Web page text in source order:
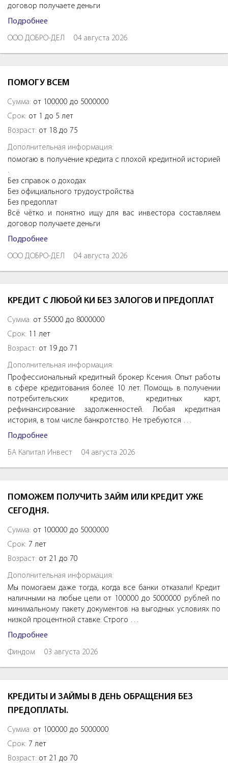
договор получаете деньги
Подробнее
ООО ДОБРО-ДЕЛ 04 августа 2026
ПОМОГУ ВСЕМ
Сумма: от 100000 до 5000000
Срок: от 1 до 5 лет
Возраст: от 18 до 75
Дополнительная информация:
помогаю в получение кредита с плохой кредитной историей
.
Без справок о доходах
Без официального трудоустройства
Без предоплат
Всё чётко и понятно ищу для вас инвестора составляем
договор получаете деньги
Подробнее
ООО ДОБРО-ДЕЛ 04 августа 2026
КРЕДИТ С ЛЮБОЙ КИ БЕЗ ЗАЛОГОВ И ПРЕДОПЛАТ
Сумма: от 55000 до 8000000
Срок: 11 лет
Возраст: от 19 до 71
Дополнительная информация:
Профессиональный кредитный брокер Ксения. Опыт работы
в сфере кредитования более 10 лет. Помощь в получении
потребительских кредитов, кредитных карт,
рефинансирование задолженностей. Любая кредитная
история, в том числе банкротство. Не требуются …
Подробнее
БА Капитал Инвест 04 августа 2026
ПОМОЖЕМ ПОЛУЧИТЬ ЗАЙМ ИЛИ КРЕДИТ УЖЕ
СЕГОДНЯ.
Сумма: от 100000 до 5000000
Срок: 7 лет
Возраст: от 21 до 70
Дополнительная информация:
Мы помогаем даже тогда, когда все банки отказали! Кредит
наличными на любые цели от 100000 до 5000000 рублей по
минимальному пакету документов на выгодных условиях по
низкой процентной ставке. Строго …
Подробнее
Финдом 03 августа 2026
КРЕДИТЫ И ЗАЙМЫ В ДЕНЬ ОБРАЩЕНИЯ БЕЗ
ПРЕДОПЛАТЫ.
Сумма: от 100000 до 5000000
Срок: 7 лет
Возраст: от 21 до 70